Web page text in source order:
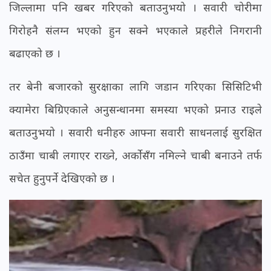
जिल्लामा पनि खबर गरिएको बताउनुभयो । सवारी चोरीमा
गिरोहनै संलग्न भएको हुन सक्ने भएकाले प्रहरीले निगरानी
बढाएको छ ।
तर बेनी बजारको सुरक्षाका लागि जडान गरिएका सिसिटिभी
क्यामेरा बिग्रिएकाले अनुसन्धानमा समस्या भएको प्रनाउ राइले
बताउनुभयो । सवारी धनीहरु आफ्ना सवारी साधनलाई सुरक्षित
ठाउँमा चाबी लगाएर राख्ने, अर्कोसँग नमिल्ने चाबी बनाउने तर्फ
सचेत हुनुपर्ने देखिएको छ ।